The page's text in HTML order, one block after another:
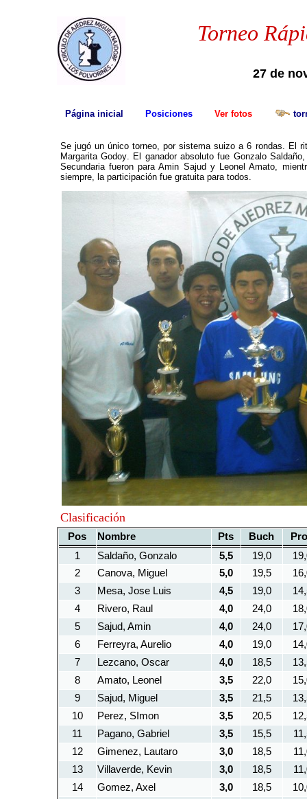
Torneo
27 de
Página inicial Posiciones Ver fotos
Se jugó un único torneo,por sistema suizo a6 rondas. El
Margarita Godoy. El ganadorabsoluto fue GonzaloS
Secundaria fueron para Amin Sajud y Leonel Amato,
siempre, la participación fue gratuita para todos.
Clasificación
Pos Nombre Pts Buch
1
Saldaño, Gonzalo 5,5 19,0
2
Canova, Miguel 5,0 19,5
3
Mesa, Jose Luis 4,5 19,0
4
Rivero, Raul 4,0 24,0
5
Sajud, Amin 4,0 24,0
6
Ferreyra, Aurelio 4,0 19,0
7
Lezcano, Oscar 4,0 18,5
8
Amato, Leonel 3,5 22,0
9
Sajud, Miguel 3,5 21,5
10
Perez, SImon 3,5 20,5
11
Pagano, Gabriel 3,5 15,5
12
Gimenez, Lautaro 3,0 18,5
13
Villaverde, Kevin 3,0 18,5
14
Gomez, Axel 3,0 18,5